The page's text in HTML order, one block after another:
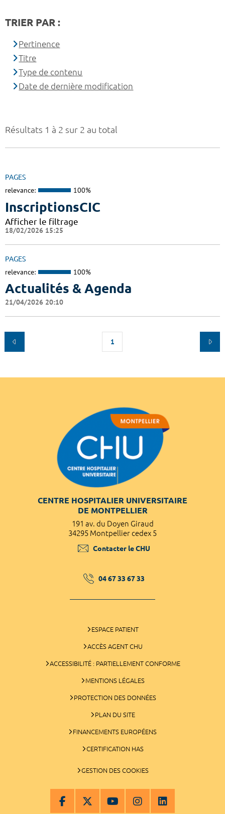
Résultats 1 à 2 sur 2 au total
PAGES
relevance: 100%
InscriptionsCIC
Afficher le filtrage
18/02/2026 15:25
PAGES
relevance: 100%
Actualités & Agenda
21/04/2026 20:10
1
TRIER PAR :
Pertinence
Titre
Type de contenu
Date de dernière modification
CENTRE HOSPITALIER UNIVERSITAIRE
DE MONTPELLIER
191 av. du Doyen Giraud
34295 Montpellier cedex 5
Contacter le CHU
04 67 33 67 33
ESPACE PATIENT
ACCÈS AGENT CHU
ACCESSIBILITÉ : PARTIELLEMENT CONFORME
MENTIONS LÉGALES
PROTECTION DES DONNÉES
PLAN DU SITE
FINANCEMENTS EUROPÉENS
CERTIFICATION HAS
GESTION DES COOKIES